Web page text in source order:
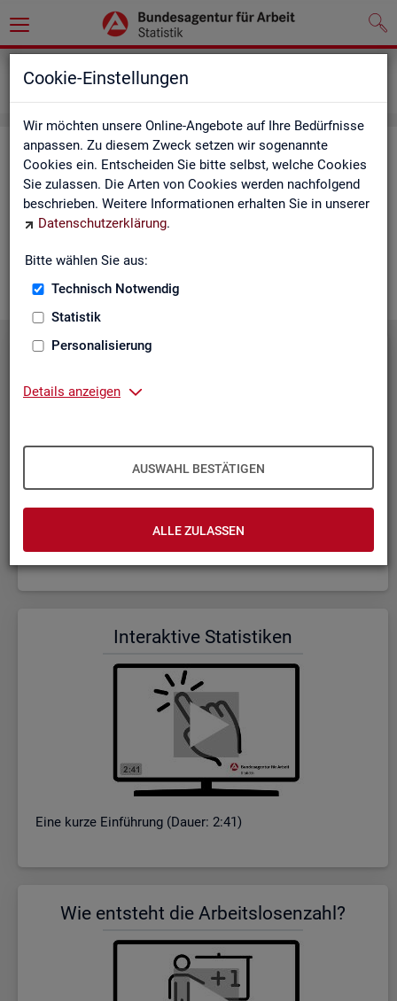
Cookie-Einstellungen
Wir möchten unsere Online-Angebote auf Ihre Bedürfnisse
anpassen. Zu diesem Zweck setzen wir sogenannte
Cookies ein. Entscheiden Sie bitte selbst, welche Cookies
Sie zulassen. Die Arten von Cookies werden nachfolgend
beschrieben. Weitere Informationen erhalten Sie in unserer
Datenschutzerklärung.
Bitte wählen Sie aus:
Technisch Notwendig
Statistik
Personalisierung
Details anzeigen
AUSWAHL BESTÄTIGEN
ALLE ZULASSEN
Me­dia­thek
In der Me­dia­thek fin­den Sie leicht ver­ständ­li­che Kurz­vi­de­os
zu zen­tra­len The­men der Sta­tis­tik der BA. Wir er­gän­zen unser
Vi­deo­an­ge­bot nach und nach. Wün­schen Sie sich ein Video
zu einem be­stimm­ten Thema? Dann kon­tak­tie­ren Sie
In­ter­ak­ti­ve Sta­tis­ti­ken
Eine kurze Ein­füh­rung (Dauer: 2:41)
Wie ent­steht die Ar­beits­lo­sen­zahl?